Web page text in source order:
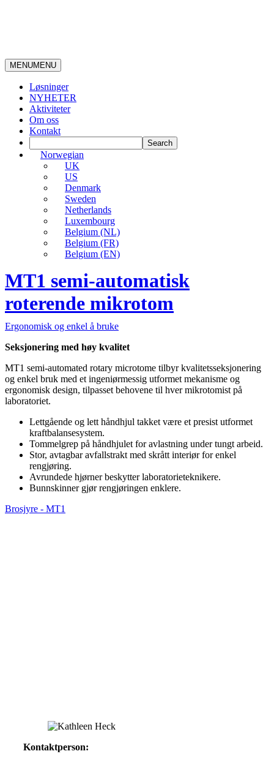
MENUMENU
Løsninger
NYHETER
Aktiviteter
Om oss
Kontakt
Norwegian
UK
US
Denmark
Sweden
Netherlands
Luxembourg
Belgium (NL)
Belgium (FR)
Belgium (EN)
MT1 semi-automatisk
roterende mikrotom
Ergonomisk og enkel å bruke
Seksjonering med høy kvalitet
MT1 semi-automated rotary microtome tilbyr kvalitetsseksjonering
og enkel bruk med et ingeniørmessig utformet mekanisme og
ergonomisk design, tilpasset behovene til hver mikrotomist på
laboratoriet.
Lettgående og lett håndhjul takket være et presist utformet
kraftbalansesystem.
Tommelgrep på håndhjulet for avlastning under tungt arbeid.
Stor, avtagbar avfallstrakt med skrått interiør for enkel
rengjøring.
Avrundede hjørner beskytter laboratorieteknikere.
Bunnskinner gjør rengjøringen enklere.
Brosjyre - MT1
Kontaktperson: